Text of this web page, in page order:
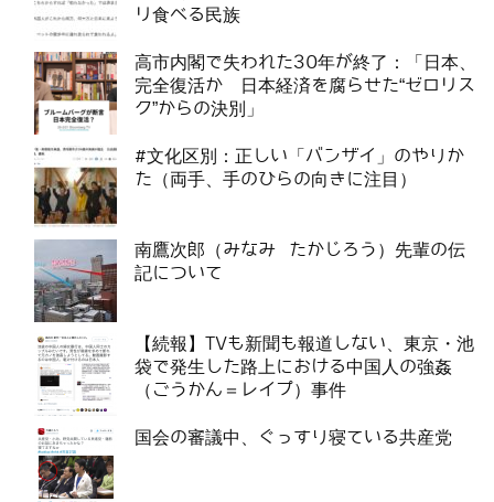
リ食べる民族
高市内閣で失われた30年が終了：「日本、
完全復活か 日本経済を腐らせた“ゼロリス
ク”からの決別」
#文化区別：正しい「バンザイ」のやりか
た（両手、手のひらの向きに注目）
南鷹次郎（みなみ たかじろう）先輩の伝
記について
【続報】TVも新聞も報道しない、東京・池
袋で発生した路上における中国人の強姦
（ごうかん＝レイプ）事件
国会の審議中、ぐっすり寝ている共産党